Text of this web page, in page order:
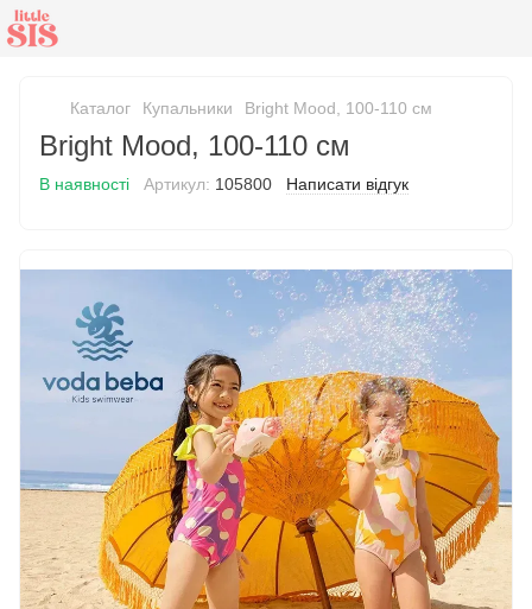
Каталог Купальники Bright Mood, 100-110 см
Bright Mood, 100-110 см
В наявності Артикул: 105800 Написати відгук